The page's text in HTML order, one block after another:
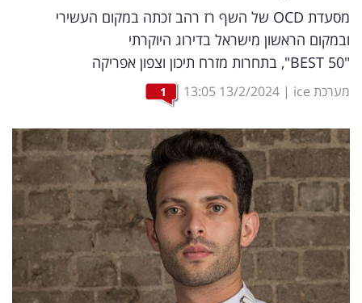
וטק
שיווק
ופרסום
מדדים
ומחקרים
דעות
רכילות
עסקית
מסעדת OCD של השף רז רהב זכתה במקום העשירי
ובמקום הראשון מישראל בדירוג היוקרתי
"50 BEST", בתחרות מזרח תיכון וצפון אפריקה
מערכת ice |
13/2/2024
13:05
1